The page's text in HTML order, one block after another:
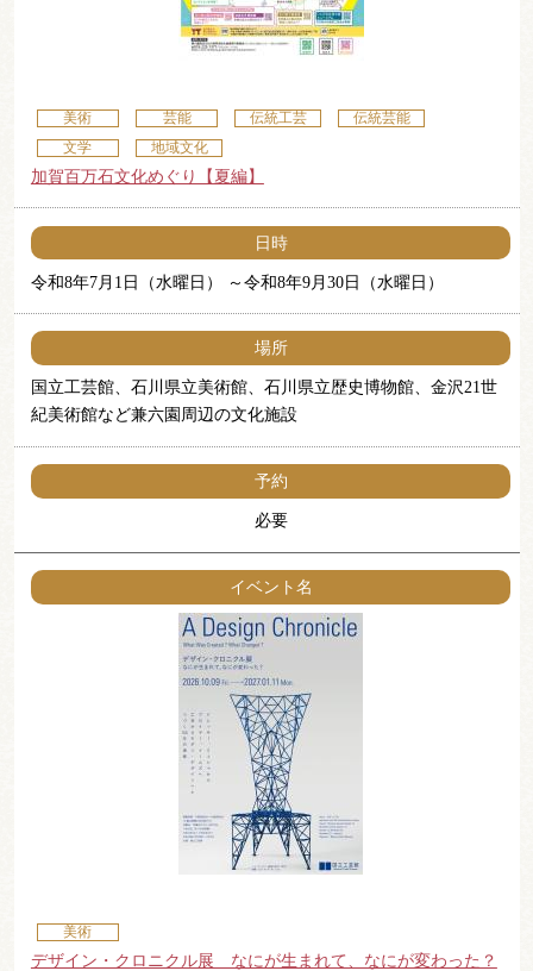
美術 芸能 伝統工芸 伝統芸能
文学 地域文化
加賀百万石文化めぐり【夏編】
日時
令和8年7月1日（水曜日） 令和8年9月30日（水曜日）
場所
国立工芸館、石川県立美術館、石川県立歴史博物館、金沢21世
紀美術館など兼六園周辺の文化施設
予約
必要
イベント名
美術
デザイン・クロニクル展 なにが生まれて、なにが変わった？